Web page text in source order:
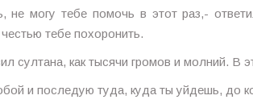
могу тебе помочь в этот раз,-
тебе похоронить.
султана, как тысячи громов и молний. В
и последую туда, куда ты уйдешь, до